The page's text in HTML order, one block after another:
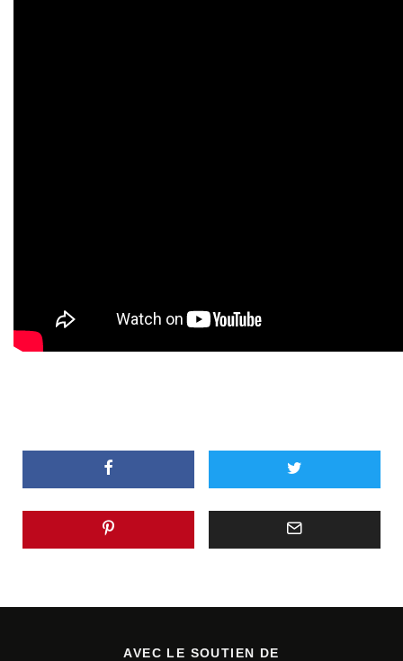
AVEC LE SOUTIEN DE